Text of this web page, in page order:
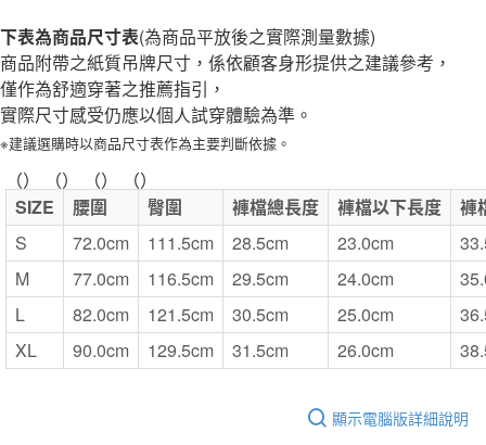
付款後7-11取貨
每筆NT$65，滿NT$1,000(含以上)免運費
宅配
每筆NT$150，滿NT$2,000(含以上)免運費
無印良品門市自取
免運費
下表為商品尺寸表(為商品平放後之實際測量數據)
商品附帶之紙質吊牌尺寸，係依顧客身形提供之建議參考，
僅作為舒適穿著之推薦指引，
實際尺寸感受仍應以個人試穿體驗為準。
※建議選購時以商品尺寸表作為主要判斷依據。
（） （） （） （）
SIZE
腰圍 臀圍 褲檔總長度 褲檔以下長度
褲
S
72.0cm 111.5cm 28.5cm 23.0cm
M
77.0cm 116.5cm 29.5cm 24.0cm
L
82.0cm 121.5cm 30.5cm 25.0cm
XL
90.0cm 129.5cm 31.5cm 26.0cm
顯示電腦版詳細說明